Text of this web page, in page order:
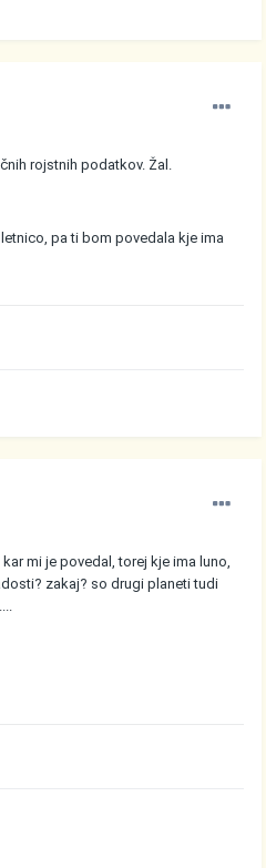
rojstnih podatkov. Žal.
pa ti bom povedala kje ima
mi je povedal, torej kje ima luno,
zakaj? so drugi planeti tudi